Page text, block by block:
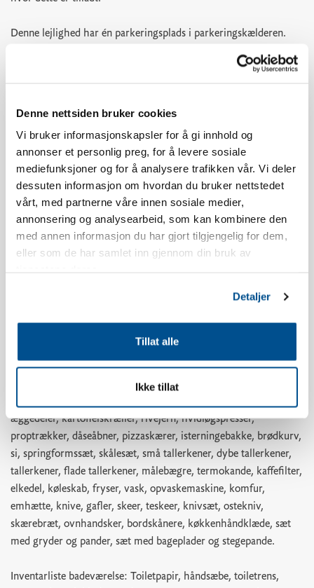
Denne nettsiden bruker cookies
Vi bruker informasjonskapsler for å gi innhold og
annonser et personlig preg, for å levere sosiale
mediefunksjoner og for å analysere trafikken vår. Vi deler
dessuten informasjon om hvordan du bruker nettstedet
vårt, med partnerne våre innen sosiale medier,
annonsering og analysearbeid, som kan kombinere den
med annen informasjon du har gjort tilgjengelig for dem,
eller som de har samlet inn gjennom din bruk av
Detaljer
Tillat alle
Ikke tillat
Denne lejlighed har én parkeringsplads i parkeringskælderen.
Rygning er ikke tilladt. Se vores reservationsbetingelser for mere
information.
Lejligheden har balkon mod syd. Udsigten og placeringen vil
variere afhængigt af hvilken bygning du bor i.
Der kan forekomme støj fra restauranten Olympique om aftenen
opvaskbørste, viskestykke, shotglas, æggebægere, vinglas,
whiskeyglas, vandglas, kaffekopper, køkkenrulle,
køkkenrulleholder, ovnfast glasfad, kageform, kagerulle, saks,
æggedeler, kartoffelskræller, rivejern, hvidløgspresser,
proptrækker, dåseåbner, pizzaskærer, isterningebakke, brødkurv,
si, springformssæt, skålesæt, små tallerkener, dybe tallerkener,
tallerkener, flade tallerkener, målebægre, termokande, kaffefilter,
elkedel, køleskab, fryser, vask, opvaskemaskine, komfur,
emhætte, knive, gafler, skeer, teskeer, knivsæt, ostekniv,
skærebræt, ovnhandsker, bordskånere, køkkenhåndklæde, sæt
med gryder og pander, sæt med bageplader og stegepande.
Inventarliste badeværelse: Toiletpapir, håndsæbe, toiletrens,